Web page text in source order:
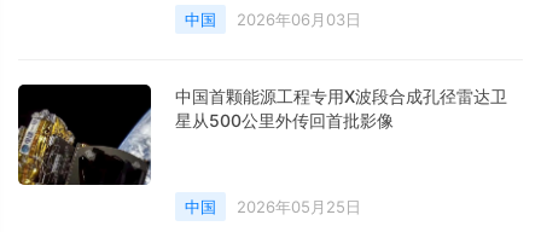
农业农村部、自然资源部、国家档案局组织编
制了《第二轮土地承包到期后再延长30年试点
中国 2026年06月03日
中国首颗能源工程专用X波段合成孔径雷达卫
星从500公里外传回首批影像
中国 2026年05月25日